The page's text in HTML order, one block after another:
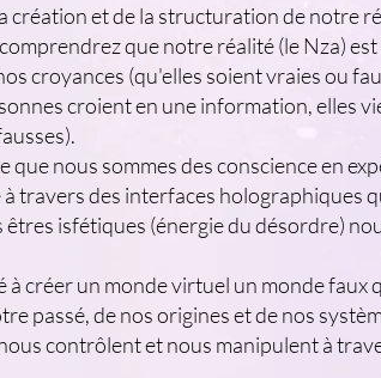
création et de la structuration de notre
que notre réalité (le Nza)
croyances (qu'elles soient vraies ou
croient en une information, elles
que nous sommes des conscience en
travers des interfaces holographiques
isfétiques (énergie du désordre)
à créer un monde virtuel un monde faux
passé, de nos origines et de nos
contrôlent et nous manipulent à